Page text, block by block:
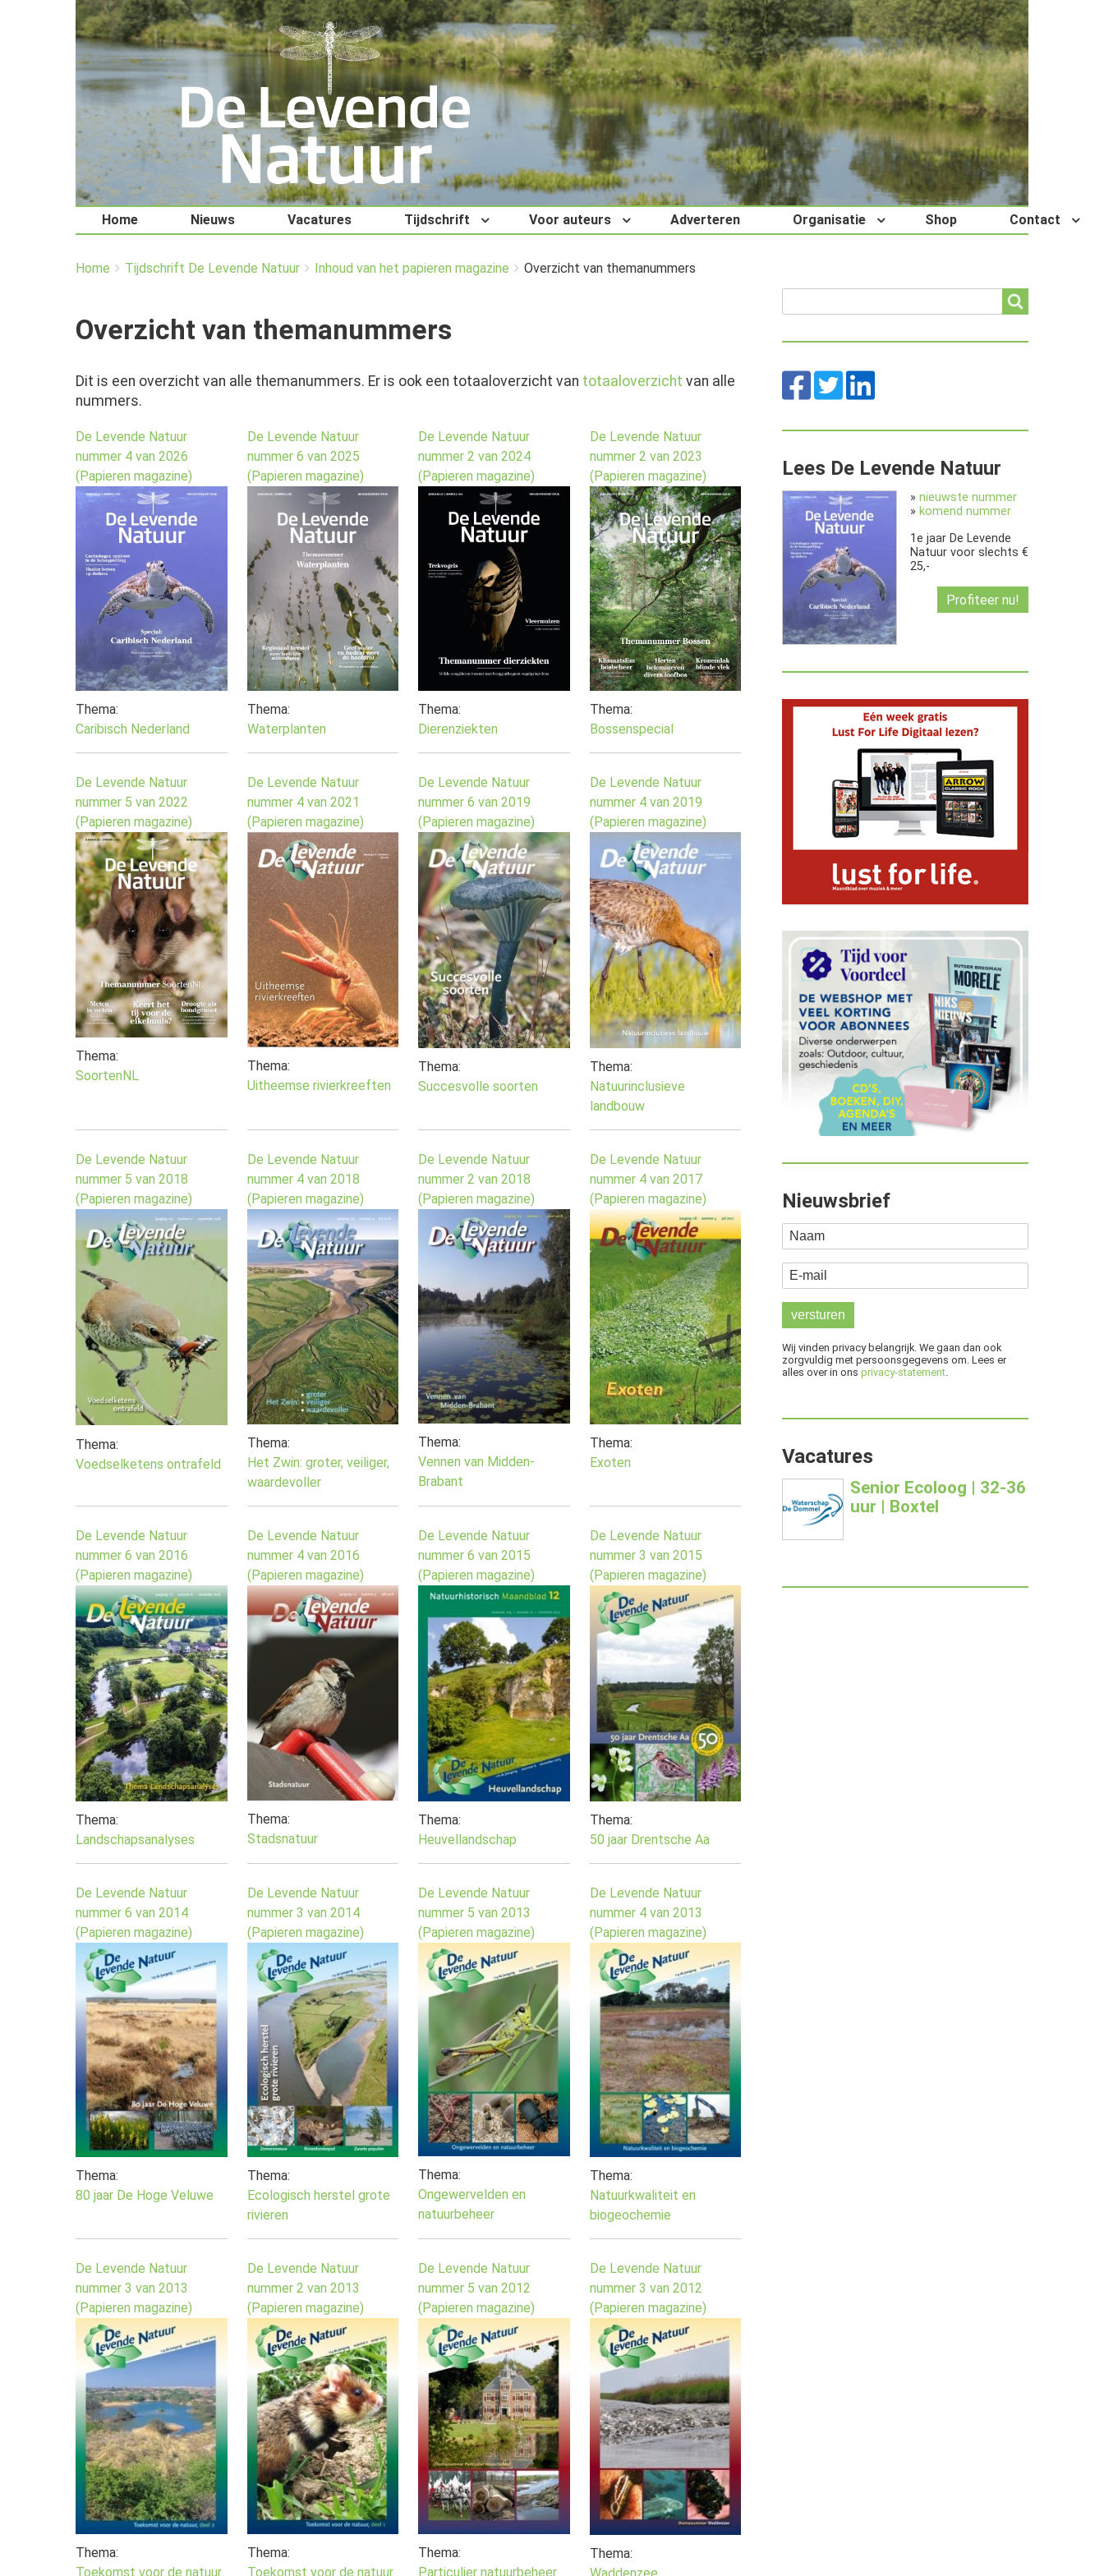
Home Nieuws Vacatures Tijdschrift Voor auteurs Adverteren Organisatie Shop Contact
Breadcrumbs
You
Home Tijdschrift De Levende Natuur Inhoud van het papieren magazine Overzicht van themanummers
Overzicht van themanummers
Dit is een overzicht van alle themanummers. Er is ook een totaaloverzicht van totaaloverzicht van alle
nummers.
De Levende Natuur
nummer 4 van 2026
(Papieren magazine)
Thema:
Caribisch Nederland
De Levende Natuur
nummer 6 van 2025
(Papieren magazine)
Thema:
Waterplanten
De Levende Natuur
nummer 2 van 2024
(Papieren magazine)
Thema:
Dierenziekten
De Levende Natuur
nummer 2 van 2023
(Papieren magazine)
Thema:
Bossenspecial
De Levende Natuur
nummer 5 van 2022
(Papieren magazine)
Thema:
SoortenNL
De Levende Natuur
nummer 4 van 2021
(Papieren magazine)
Thema:
Uitheemse rivierkreeften
De Levende Natuur
nummer 6 van 2019
(Papieren magazine)
Thema:
Succesvolle soorten
De Levende Natuur
nummer 4 van 2019
(Papieren magazine)
Thema:
Natuurinclusieve
landbouw
De Levende Natuur
nummer 5 van 2018
(Papieren magazine)
Thema:
Voedselketens ontrafeld
De Levende Natuur
nummer 4 van 2018
(Papieren magazine)
Thema:
Het Zwin: groter, veiliger,
waardevoller
De Levende Natuur
nummer 2 van 2018
(Papieren magazine)
Thema:
Vennen van Midden-
Brabant
De Levende Natuur
nummer 4 van 2017
(Papieren magazine)
Thema:
Exoten
De Levende Natuur
nummer 6 van 2016
(Papieren magazine)
Thema:
Landschapsanalyses
De Levende Natuur
nummer 4 van 2016
(Papieren magazine)
Thema:
Stadsnatuur
De Levende Natuur
nummer 6 van 2015
(Papieren magazine)
Thema:
Heuvellandschap
De Levende Natuur
nummer 3 van 2015
(Papieren magazine)
Thema:
50 jaar Drentsche Aa
De Levende Natuur
nummer 6 van 2014
(Papieren magazine)
Thema:
80 jaar De Hoge Veluwe
De Levende Natuur
nummer 3 van 2014
(Papieren magazine)
Thema:
Ecologisch herstel grote
rivieren
De Levende Natuur
nummer 5 van 2013
(Papieren magazine)
Thema:
Ongewervelden en
natuurbeheer
De Levende Natuur
nummer 4 van 2013
(Papieren magazine)
Thema:
Natuurkwaliteit en
biogeochemie
De Levende Natuur
nummer 3 van 2013
(Papieren magazine)
Thema:
Toekomst voor de natuur
De Levende Natuur
nummer 2 van 2013
(Papieren magazine)
Thema:
Toekomst voor de natuur
De Levende Natuur
nummer 5 van 2012
(Papieren magazine)
Thema:
Particulier natuurbeheer
De Levende Natuur
nummer 3 van 2012
(Papieren magazine)
Thema:
Lees De Levende Natuur
» nieuwste nummer
» komend nummer
1e jaar De Levende
Natuur voor slechts €
25,-
Profiteer nu!
Nieuwsbrief
Naam
E-mail
Wij vinden privacy belangrijk. We gaan dan ook
zorgvuldig met persoonsgegevens om. Lees er
alles over in ons privacy-statement
Vacatures
Senior Ecoloog | 32-36
uur | Boxtel